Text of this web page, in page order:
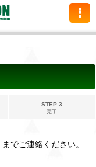
STEP 3
完了
までご連絡ください。